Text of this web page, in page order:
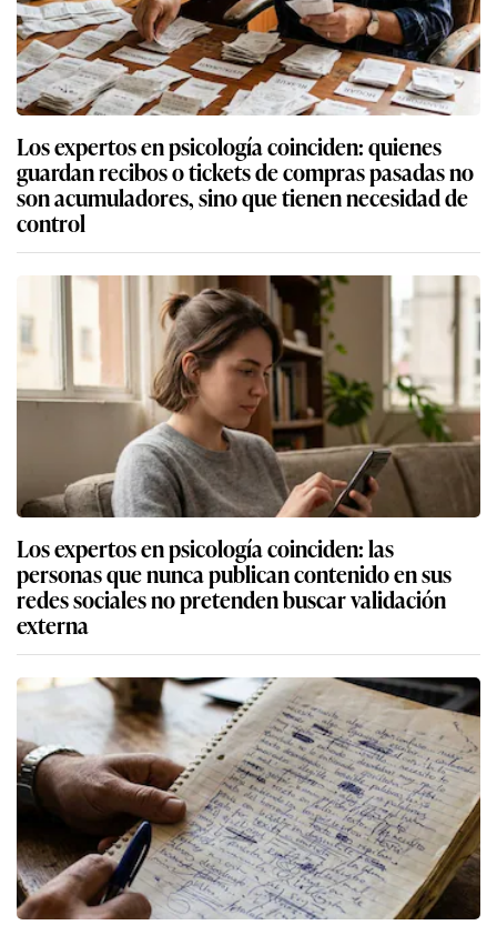
Los expertos en psicología coinciden: quienes
guardan recibos o tickets de compras pasadas no
son acumuladores, sino que tienen necesidad de
control
Los expertos en psicología coinciden: las
personas que nunca publican contenido en sus
redes sociales no pretenden buscar validación
externa